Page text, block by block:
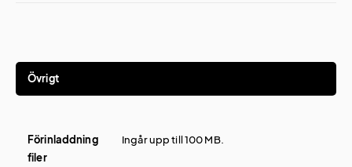
Övrigt
Förinladdning
filer
Ingår upp till 100 MB.